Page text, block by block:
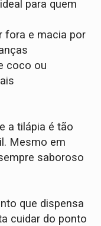
para quem
fora e macia por
coco ou
a tilápia é tão
Mesmo em
saboroso
que dispensa
cuidar do ponto